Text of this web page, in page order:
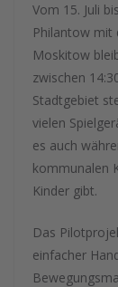
Vom 15. Juli
Philantow mit
Moskitow
zwischen
Stadtgebiet
vielen
es auch
kommunalen
Kinder gibt.
Das
einfacher